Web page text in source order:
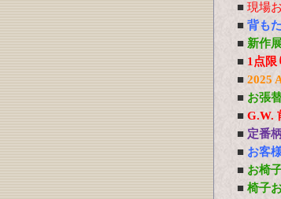
■ 現場
■ 背も
■ 新作
■ 1点限
■ 2025
■ お張
■ G.W.
■ 定番
■ お客
■ お椅
■ 椅子